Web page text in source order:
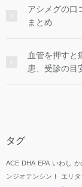
アシメグの口
まとめ
血管を押すと
患、受診の目
タグ
ACE DHA EPA いわし か
ンジオテンシンⅠ
エリ